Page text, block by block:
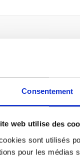
Consentement
web utilise des
sont utilisés
pour les médias
/ 535001
- 1 X F6
ou plusieurs
(France)